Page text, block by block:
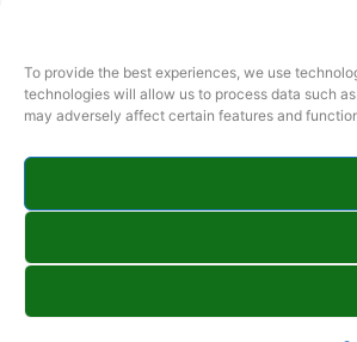
To provide the best experiences, we use
technologies will allow us to process data such
may adversely affect certain features and